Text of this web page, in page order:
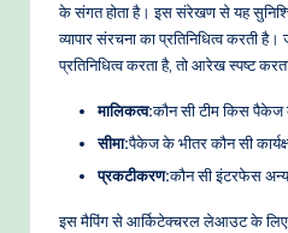
के संगत होता है। इस संरेखण से यह
व्यापार संरचना का प्रतिनिधित्व करती
प्रतिनिधित्व करता है, तो आरेख स्पष्ट
मालिकत्व:कौन सी टीम किस पैकेज
सीमा:पैकेज के भीतर कौन सी
प्रकटीकरण:कौन सी इंटरफेस
इस मैपिंग से आर्किटेक्चरल लेआउट के लिए